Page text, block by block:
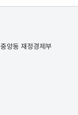
앙동 재정경제부